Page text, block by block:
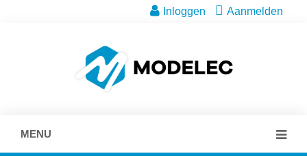
Inloggen Aanmelden
MENU